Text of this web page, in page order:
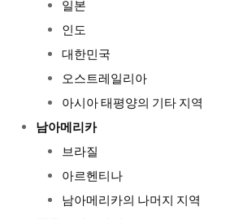
일본
인도
대한민국
오스트레일리아
아시아 태평양의 기타 지역
남아메리카
브라질
아르헨티나
남아메리카의 나머지 지역